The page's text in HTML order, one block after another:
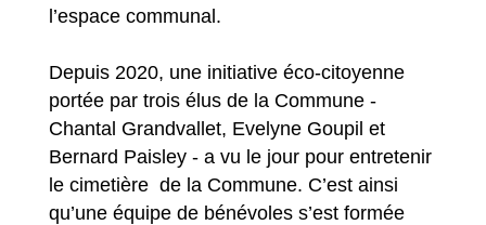
l’espace communal.
Depuis 2020, une initiative éco-citoyenne
portée par trois élus de la Commune -
Chantal Grandvallet, Evelyne Goupil et
Bernard Paisley - a vu le jour pour entretenir
le cimetière de la Commune. C’est ainsi
qu’une équipe de bénévoles s’est formée